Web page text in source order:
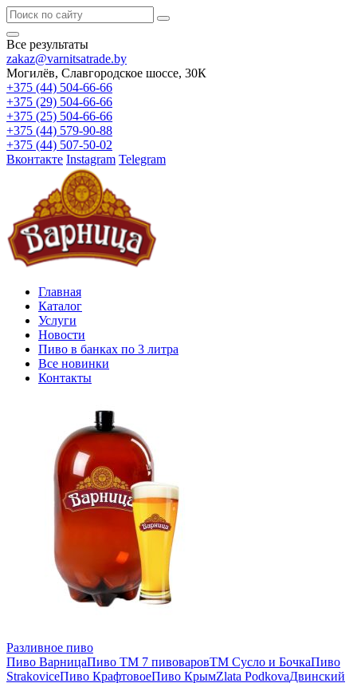
Все результаты
zakaz@varnitsatrade.by
Могилёв, Славгородское шоссе, 30К
+375 (44) 504-66-66
+375 (29) 504-66-66
+375 (25) 504-66-66
+375 (44) 579-90-88
+375 (44) 507-50-02
Вконтакте Instagram Telegram
Главная
Каталог
Услуги
Новости
Пиво в банках по 3 литра
Все новинки
Контакты
Разливное пиво
Пиво ВарницаПиво ТМ 7 пивоваровТМ Сусло и БочкаПиво
StrakoviceПиво КрафтовоеПиво КрымZlata PodkovaДвинский